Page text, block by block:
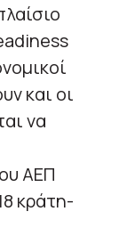
και οι
να
ΑΕΠ
κράτη-